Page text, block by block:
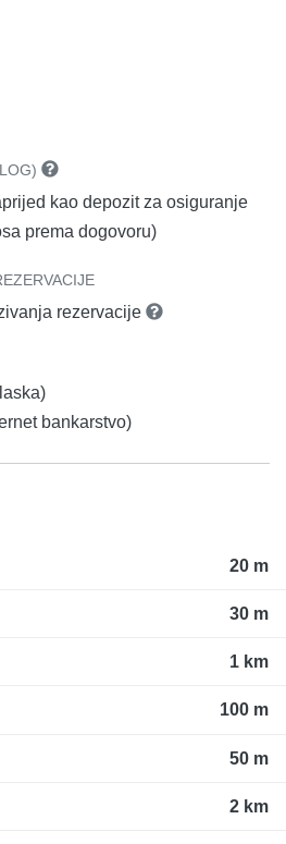
kao depozit za osiguranje
prema dogovoru)
rezervacije
bankarstvo)
20 m
30 m
1 km
100 m
50 m
2 km